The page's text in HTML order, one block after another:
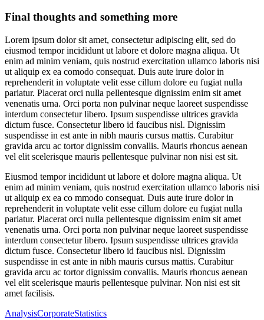
Final thoughts and something more
Lorem ipsum dolor sit amet, consectetur adipiscing elit, sed do
eiusmod tempor incididunt ut labore et dolore magna aliqua. Ut
enim ad minim veniam, quis nostrud exercitation ullamco laboris nisi
ut aliquip ex ea comodo consequat. Duis aute irure dolor in
reprehenderit in voluptate velit esse cillum dolore eu fugiat nulla
pariatur. Placerat orci nulla pellentesque dignissim enim sit amet
venenatis urna. Orci porta non pulvinar neque laoreet suspendisse
interdum consectetur libero. Ipsum suspendisse ultrices gravida
dictum fusce. Consectetur libero id faucibus nisl. Dignissim
suspendisse in est ante in nibh mauris cursus mattis. Curabitur
gravida arcu ac tortor dignissim convallis. Mauris rhoncus aenean
vel elit scelerisque mauris pellentesque pulvinar non nisi est sit.
Eiusmod tempor incididunt ut labore et dolore magna aliqua. Ut
enim ad minim veniam, quis nostrud exercitation ullamco laboris nisi
ut aliquip ex ea co mmodo consequat. Duis aute irure dolor in
reprehenderit in voluptate velit esse cillum dolore eu fugiat nulla
pariatur. Placerat orci nulla pellentesque dignissim enim sit amet
venenatis urna. Orci porta non pulvinar neque laoreet suspendisse
interdum consectetur libero. Ipsum suspendisse ultrices gravida
dictum fusce. Consectetur libero id faucibus nisl. Dignissim
suspendisse in est ante in nibh mauris cursus mattis. Curabitur
gravida arcu ac tortor dignissim convallis. Mauris rhoncus aenean
vel elit scelerisque mauris pellentesque pulvinar. Non nisi est sit
amet facilisis.
AnalysisCorporateStatistics